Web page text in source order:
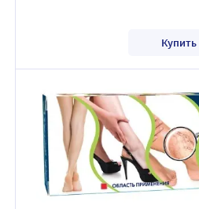
Купить